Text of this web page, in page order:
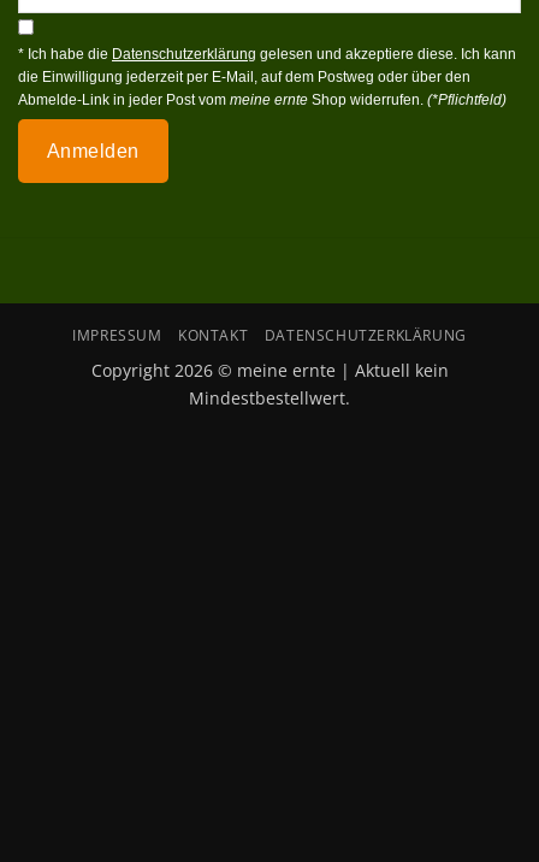
* Ich habe die Datenschutzerklärung gelesen und akzeptiere diese. Ich kann
die Einwilligung jederzeit per E-Mail, auf dem Postweg oder über den
Abmelde-Link in jeder Post vom meine ernte Shop widerrufen. (*Pflichtfeld)
Anmelden
IMPRESSUM KONTAKT DATENSCHUTZERKLÄRUNG
Copyright 2026 © meine ernte | Aktuell kein
Mindestbestellwert.